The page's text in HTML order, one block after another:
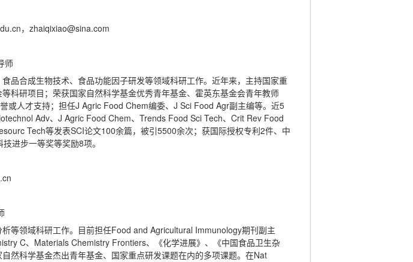
， zhaiqixiao@sina.com
师
品合成生物技术、食品功能因子研发等领域科研工作。近年来，主持国家重
科研项目；荣获国家自然科学基金优秀青年基金、霍英东基金会青年教师
或人才支持；担任J Agric Food Chem编委、J Sci Food Agr副主编等。近5
Adv、J Agric Food Chem、Trends Food Sci Tech、Crit Rev Food
Tech等发表SCI论文100余篇，被引5500余次；获国际授权专利2件、中
进步一等奖等奖励8项。
等领域科研工作。目前担任Food and Agricultural Immunology期刊副主
C、Materials Chemistry Frontiers、《化学进展》、《中国食品卫生杂
然科学基金杰出青年基金、国家重点研发课题在内的多项课题。在Nat